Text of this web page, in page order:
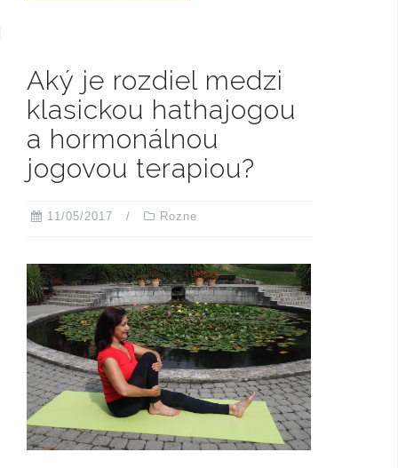
Aký je rozdiel medzi
klasickou hathajogou
a hormonálnou
jogovou terapiou?
11/05/2017 Rozne